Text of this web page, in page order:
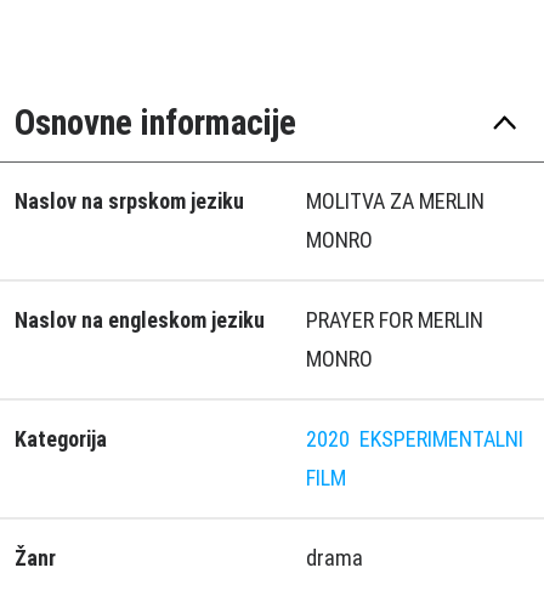
Osnovne informacije
Naslov na srpskom jeziku
MOLITVA ZA MERLIN
MONRO
Naslov na engleskom jeziku
PRAYER FOR MERLIN
MONRO
Kategorija 2020 EKSPERIMENTALNI
FILM
Žanr drama